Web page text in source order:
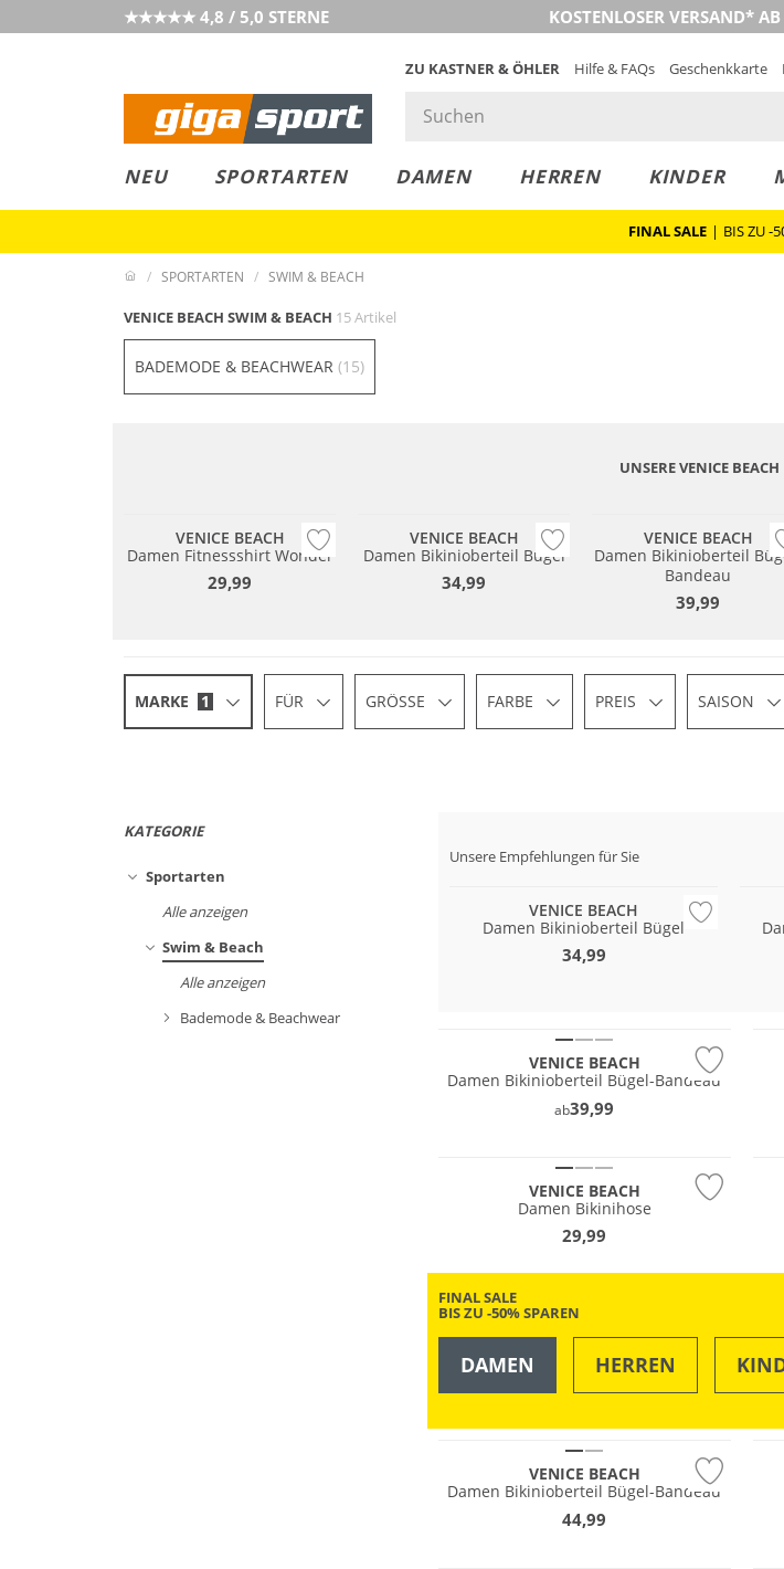
★★★★★ 4,8 / 5,0 STERNE KOSTENLOSER VERSAND*
ZU KASTNER & ÖHLER Hilfe & FAQs Geschenkkarte
NEU SPORTARTEN DAMEN HERREN KINDER
FINAL SALE | BIS ZU -
SPORTARTEN SWIM & BEACH
VENICE BEACH SWIM & BEACH 15 Artikel
BADEMODE & BEACHWEAR (15)
UNSERE VENICE BEACH
VENICE BEACH
Damen Fitnessshirt Wonder
29,99
VENICE BEACH
Damen Bikinioberteil Bügel
34,99
VENICE BEACH
Damen Bikinioberteil
Bandeau
39,99
MARKE 1 FÜR GRÖSSE FARBE PREIS SAISON
KATEGORIE
Sportarten
Alle anzeigen
Swim & Beach
Alle anzeigen
Bademode & Beachwear
Unsere Empfehlungen für Sie
Mix & Match
VENICE BEACH
Damen Bikinioberteil Bügel
34,99
VENICE BEACH
Damen Bikinioberteil Bügel-Bandeau
ab39,99
VENICE BEACH
Damen Bikinihose
29,99
FINAL SALE
BIS ZU -50% SPAREN
DAMEN HERREN
VENICE BEACH
Damen Bikinioberteil Bügel-Bandeau
44,99